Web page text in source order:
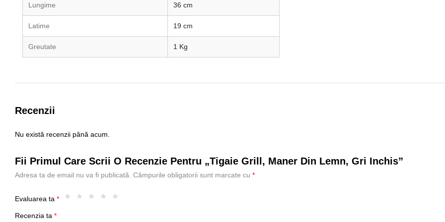
Lungime 36 cm
Latime 19 cm
Greutate 1 Kg
Recenzii
Nu există recenzii până acum.
Fii Primul Care Scrii O Recenzie Pentru „Tigaie Grill, Maner Din Lemn, Gri Inchis”
Adresa ta de email nu va fi publicată. Câmpurile obligatorii sunt marcate cu *
Evaluarea ta *
Recenzia ta *